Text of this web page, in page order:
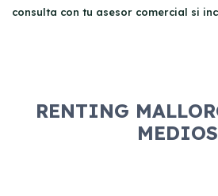
consulta con tu asesor comercial si
RENTING
MEDIOS